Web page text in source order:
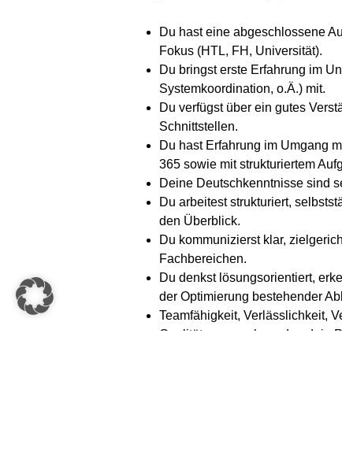
Du hast eine abgeschlossene
Fokus (HTL, FH, Universität).
Du bringst erste Erfahrung im
Systemkoordination, o.Ä.) mit.
Du verfügst über ein gutes
Schnittstellen.
Du hast Erfahrung im Umgang
365 sowie mit strukturiertem
Deine Deutschkenntnisse sind
Du arbeitest strukturiert,
den Überblick.
Du kommunizierst klar,
Fachbereichen.
Du denkst lösungsorientiert,
der Optimierung bestehender
Teamfähigkeit, Verlässlichkeit,
Qualitätsanspruch runden dein